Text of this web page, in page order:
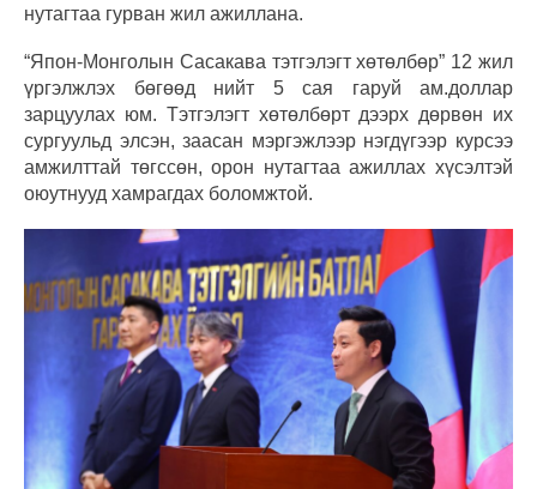
нутагтаа гурван жил ажиллана.
“Япон-Монголын Сасакава тэтгэлэгт хөтөлбөр” 12 жил
үргэлжлэх бөгөөд нийт 5 сая гаруй ам.доллар
зарцуулах юм. Тэтгэлэгт хөтөлбөрт дээрх дөрвөн их
сургуульд элсэн, заасан мэргэжлээр нэгдүгээр курсээ
амжилттай төгссөн, орон нутагтаа ажиллах хүсэлтэй
оюутнууд хамрагдах боломжтой.